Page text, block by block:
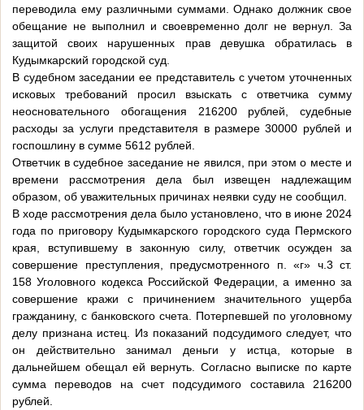
переводила ему различными суммами. Однако должник свое
обещание не выполнил и своевременно долг не вернул. За
защитой своих нарушенных прав девушка обратилась в
Кудымкарский городской суд.
В судебном заседании ее представитель с учетом уточненных
исковых требований просил взыскать с ответчика сумму
неосновательного обогащения 216200 рублей, судебные
расходы за услуги представителя в размере 30000 рублей и
госпошлину в сумме 5612 рублей.
Ответчик в судебное заседание не явился, при этом о месте и
времени рассмотрения дела был извещен надлежащим
образом, об уважительных причинах неявки суду не сообщил.
В ходе рассмотрения дела было установлено, что в июне 2024
года по приговору Кудымкарского городского суда Пермского
края, вступившему в законную силу, ответчик осужден за
совершение преступления, предусмотренного п. «г» ч.3 ст.
158 Уголовного кодекса Российской Федерации, а именно за
совершение кражи с причинением значительного ущерба
гражданину, с банковского счета. Потерпевшей по уголовному
делу признана истец. Из показаний подсудимого следует, что
он действительно занимал деньги у истца, которые в
дальнейшем обещал ей вернуть. Согласно выписке по карте
сумма переводов на счет подсудимого составила 216200
рублей.